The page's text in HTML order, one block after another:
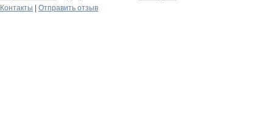
Контакты
Отправить отзыв